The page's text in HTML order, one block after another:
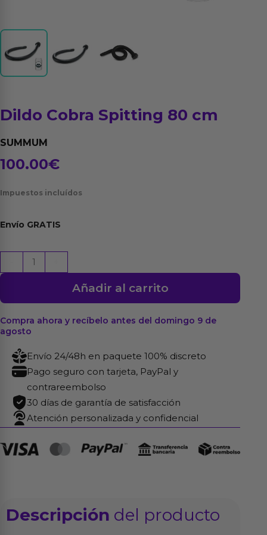
Dildo Cobra Spitting 80 cm
SUMMUM
100.00€
Impuestos incluídos
Envío GRATIS
Cobra
80
cm
cantidad
Añadir al carrito
Compra ahora y recíbelo antes del domingo 9 de
agosto
Envío 24/48h en paquete 100% discreto
Pago seguro con tarjeta, PayPal y
contrareembolso
30 días de garantía de satisfacción
Atención personalizada y confidencial
Descripción del producto